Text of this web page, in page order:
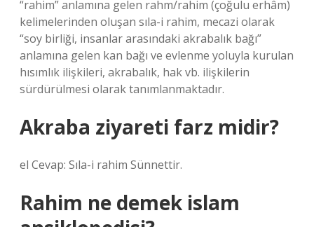
“rahim” anlamına gelen rahm/rahim (çoğulu erhâm)
kelimelerinden oluşan sıla-i rahim, mecazi olarak
“soy birliği, insanlar arasındaki akrabalık bağı”
anlamına gelen kan bağı ve evlenme yoluyla kurulan
hısımlık ilişkileri, akrabalık, hak vb. ilişkilerin
sürdürülmesi olarak tanımlanmaktadır.
Akraba ziyareti farz midir?
el Cevap: Sıla-i rahim Sünnettir.
Rahim ne demek islam